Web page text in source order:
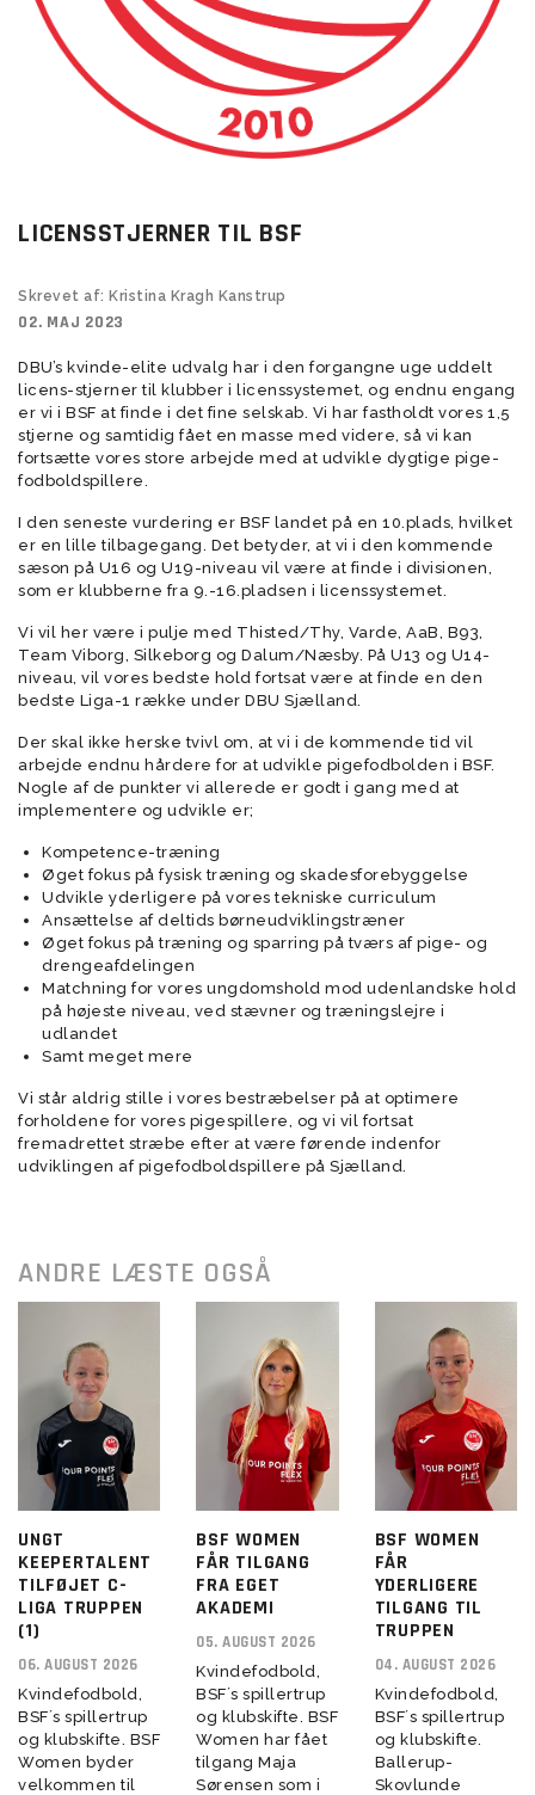
LICENSSTJERNER TIL BSF
Skrevet af: Kristina Kragh Kanstrup
02. MAJ 2023
DBU’s kvinde-elite udvalg har i den forgangne uge uddelt
licens-stjerner til klubber i licenssystemet, og endnu engang
er vi i BSF at finde i det fine selskab. Vi har fastholdt vores 1,5
stjerne og samtidig fået en masse med videre, så vi kan
fortsætte vores store arbejde med at udvikle dygtige pige-
fodboldspillere.
I den seneste vurdering er BSF landet på en 10.plads, hvilket
er en lille tilbagegang. Det betyder, at vi i den kommende
sæson på U16 og U19-niveau vil være at finde i divisionen,
som er klubberne fra 9.-16.pladsen i licenssystemet.
Vi vil her være i pulje med Thisted/Thy, Varde, AaB, B93,
Team Viborg, Silkeborg og Dalum/Næsby. På U13 og U14-
niveau, vil vores bedste hold fortsat være at finde en den
bedste Liga-1 række under DBU Sjælland.
Der skal ikke herske tvivl om, at vi i de kommende tid vil
arbejde endnu hårdere for at udvikle pigefodbolden i BSF.
Nogle af de punkter vi allerede er godt i gang med at
implementere og udvikle er;
Kompetence-træning
Øget fokus på fysisk træning og skadesforebyggelse
Udvikle yderligere på vores tekniske curriculum
Ansættelse af deltids børneudviklingstræner
Øget fokus på træning og sparring på tværs af pige- og
drengeafdelingen
Matchning for vores ungdomshold mod udenlandske hold
på højeste niveau, ved stævner og træningslejre i
udlandet
Samt meget mere
Vi står aldrig stille i vores bestræbelser på at optimere
forholdene for vores pigespillere, og vi vil fortsat
fremadrettet stræbe efter at være førende indenfor
udviklingen af pigefodboldspillere på Sjælland.
ANDRE LÆSTE OGSÅ
UNGT
KEEPERTALENT
TILFØJET C-
LIGA TRUPPEN
(1)
06. AUGUST 2026
Kvindefodbold,
BSF´s spillertrup
og klubskifte. BSF
Women byder
velkommen til
BSF WOMEN
FÅR TILGANG
FRA EGET
AKADEMI
05. AUGUST 2026
Kvindefodbold,
BSF´s spillertrup
og klubskifte. BSF
Women har fået
tilgang Maja
Sørensen som i
BSF WOMEN
FÅR
YDERLIGERE
TILGANG TIL
TRUPPEN
04. AUGUST 2026
Kvindefodbold,
BSF´s spillertrup
og klubskifte.
Ballerup-
Skovlunde